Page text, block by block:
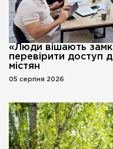
«Люди вішають
перевірити доступ
містян
05 серпня 2026